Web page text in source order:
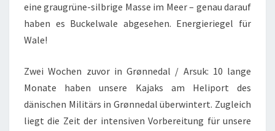
eine graugrüne-silbrige Masse im Meer – genau darauf
haben es Buckelwale abgesehen. Energieriegel für
Wale!
Zwei Wochen zuvor in Grønnedal / Arsuk: 10 lange
Monate haben unsere Kajaks am Heliport des
dänischen Militärs in Grønnedal überwintert. Zugleich
liegt die Zeit der intensiven Vorbereitung für unsere